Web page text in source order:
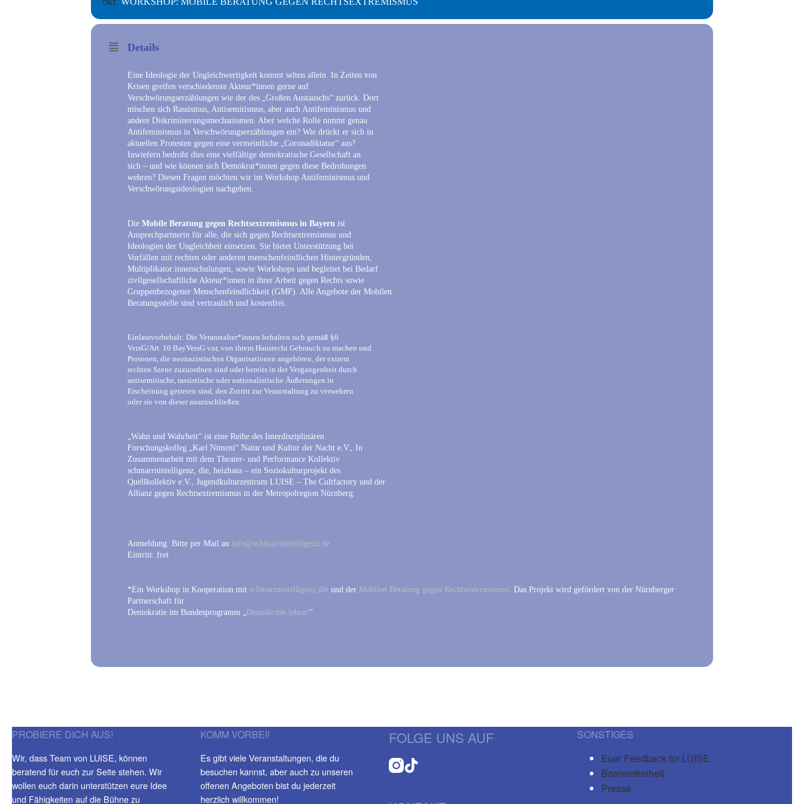
OKT
Details
Eine Ideologie der Ungleichwertigkeit kommt selten allein. In Zeiten von
Krisen greifen verschiedenste Akteur*innen gerne auf
Verschwörungserzählungen wie der des „Großen Austauschs“ zurück. Dort
mischen sich Rassismus, Antisemitismus, aber auch Antifeminismus und
andere Diskriminerungsmechanismen. Aber welche Rolle nimmt genau
Antifeminismus in Verschwörungserzählungen ein? Wie drückt er sich in
aktuellen Protesten gegen eine vermeintliche „Coronadiktatur“ aus?
Inwiefern bedroht dies eine vielfältige demokratische Gesellschaft an
sich – und wie können sich Demokrat*innen gegen diese Bedrohungen
wehren? Diesen Fragen möchten wir im Workshop Antifeminismus und
Verschwörungsideologien nachgehen.
Die Mobile Beratung gegen Rechtsextremismus in Bayern ist
Ansprechpartnerin für alle, die sich gegen Rechtsextremismus und
Ideologien der Ungleichheit einsetzen. Sie bietet Unterstützung bei
Vorfällen mit rechten oder anderen menschenfeindlichen Hintergründen,
Multiplikator:innenschulungen, sowie Workshops und begleitet bei Bedarf
zivilgesellschaftliche Akteur*innen in ihrer Arbeit gegen Rechts sowie
Gruppenbezogener Menschenfeindlichkeit (GMF). Alle Angebote der Mobilen
Beratungsstelle sind vertraulich und kostenfrei.
Einlassvorbehalt: Die Veranstalter*innen behalten sich gemäß §6
VersG/Art. 10 BayVersG vor, von ihrem Hausrecht Gebrauch zu machen und
Personen, die neonazistischen Organisationen angehören, der extrem
rechten Szene zuzuordnen sind oder bereits in der Vergangenheit durch
antisemitische, rassistische oder nationalistische Äußerungen in
Erscheinung getreten sind, den Zutritt zur Veranstaltung zu verwehren
oder sie von dieser auszuschließen.
„Wahn und Wahrheit“ ist eine Reihe des Interdisziplinären
Forschungskolleg „Karl Nimeni“ Natur und Kultur der Nacht e.V., In
Zusammenarbeit mit dem Theater- und Performance Kollektiv
schmarrnintelligenz, die, heizhaus – ein Soziokulturprojekt des
Quellkollektiv e.V., Jugendkulturzentrum LUISE – The Cultfactory und der
Allianz gegen Rechtsextremismus in der Metropolregion Nürnberg.
Anmeldung: Bitte per Mail an info@schmarrnintelligenz.de
Eintritt: frei
*Ein Workshop in Kooperation mit schmarrnintelligenz,die und der Mobilen Beratung gegen Rechtsextremismus . Das Projekt wird gefördert von der Nürnberger
Partnerschaft für
Demokratie im Bundesprogramm „
Demokratie leben! “
PROBIERE DICH AUS!
Wir, dass Team von LUISE, können
beratend für euch zur Seite stehen. Wir
wollen euch darin unterstützen eure Idee
und Fähigkeiten auf die Bühne zu
KOMM VORBEI!
Es gibt viele Veranstaltungen, die du
besuchen kannst, aber auch zu unseren
offenen Angeboten bist du jederzeit
herzlich willkommen!
FOLGE UNS AUF
SONSTIGES
Euer Feedback für LUISE
Barrierefreiheit
Presse